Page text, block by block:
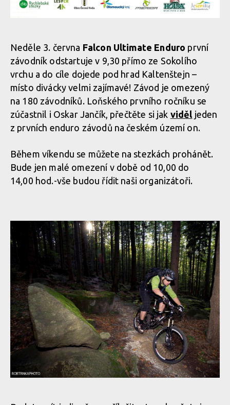
Neděle 3. června Falcon Ultimate Enduro první
závodník odstartuje v 9,30 přímo ze Sokolího
vrchu a do cíle dojede pod hrad Kaltenštejn –
místo divácky velmi zajímavé! Závod je omezený
na 180 závodníků. Loňského prvního ročníku se
zúčastnil i Oskar Jančík, přečtěte si jak viděl jeden
z prvních enduro závodů na českém území on.
Během víkendu se můžete na stezkách prohánět.
Bude jen malé omezení v době od 10,00 do
14,00 hod.-vše budou řídit naši organizátoři.